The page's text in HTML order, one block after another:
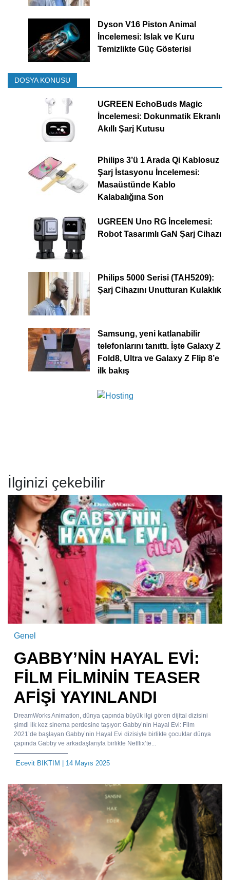
Dyson V16 Piston Animal
İncelemesi: Islak ve Kuru
Temizlikte Güç Gösterisi
DOSYA KONUSU
UGREEN EchoBuds Magic
İncelemesi: Dokunmatik Ekranlı
Akıllı Şarj Kutusu
Philips 3’ü 1 Arada Qi Kablosuz
Şarj İstasyonu İncelemesi:
Masaüstünde Kablo
Kalabalığına Son
UGREEN Uno RG İncelemesi:
Robot Tasarımlı GaN Şarj Cihazı
Philips 5000 Serisi (TAH5209):
Şarj Cihazını Unutturan Kulaklık
Samsung, yeni katlanabilir
telefonlarını tanıttı. İşte Galaxy Z
Fold8, Ultra ve Galaxy Z Flip 8’e
ilk bakış
İlginizi çekebilir
Genel
GABBY’NİN HAYAL EVİ:
FİLM FİLMİNİN TEASER
AFİŞİ YAYINLANDI
DreamWorks Animation, dünya çapında büyük ilgi gören dijital dizisini
şimdi ilk kez sinema perdesine taşıyor: Gabby’nin Hayal Evi: Film
2021’de başlayan Gabby’nin Hayal Evi dizisiyle birlikte çocuklar dünya
çapında Gabby ve arkadaşlarıyla birlikte Netflix’te...
Ecevit BIKTIM | 14 Mayıs 2025